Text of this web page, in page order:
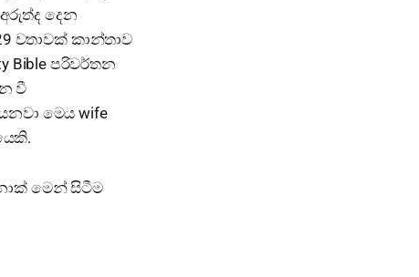
දෙන
වතාවක් කාන්තාව
Bible පරිවර්තන
වී
මෙය wife
මෙන් සිටීම